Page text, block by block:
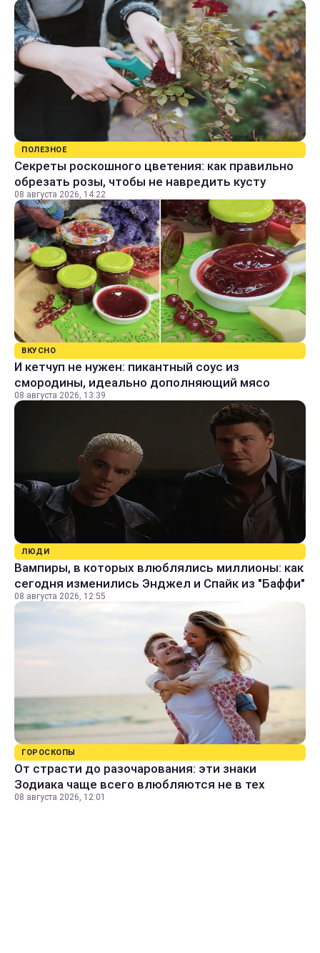
ПОЛЕЗНОЕ
Секреты роскошного цветения: как правильно
обрезать розы, чтобы не навредить кусту
08 августа 2026, 14:22
ВКУСНО
И кетчуп не нужен: пикантный соус из
смородины, идеально дополняющий мясо
08 августа 2026, 13:39
ЛЮДИ
Вампиры, в которых влюблялись миллионы: как
сегодня изменились Энджел и Спайк из "Баффи"
08 августа 2026, 12:55
ГОРОСКОПЫ
От страсти до разочарования: эти знаки
Зодиака чаще всего влюбляются не в тех
08 августа 2026, 12:01